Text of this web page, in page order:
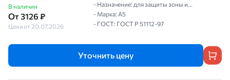
В наличии
От 3126 ₽
Цена от 20.07.2026
- Назначение: для защиты зоны и...
- Марка: А5
- ГОСТ: ГОСТ P 51112-97
Уточнить цену